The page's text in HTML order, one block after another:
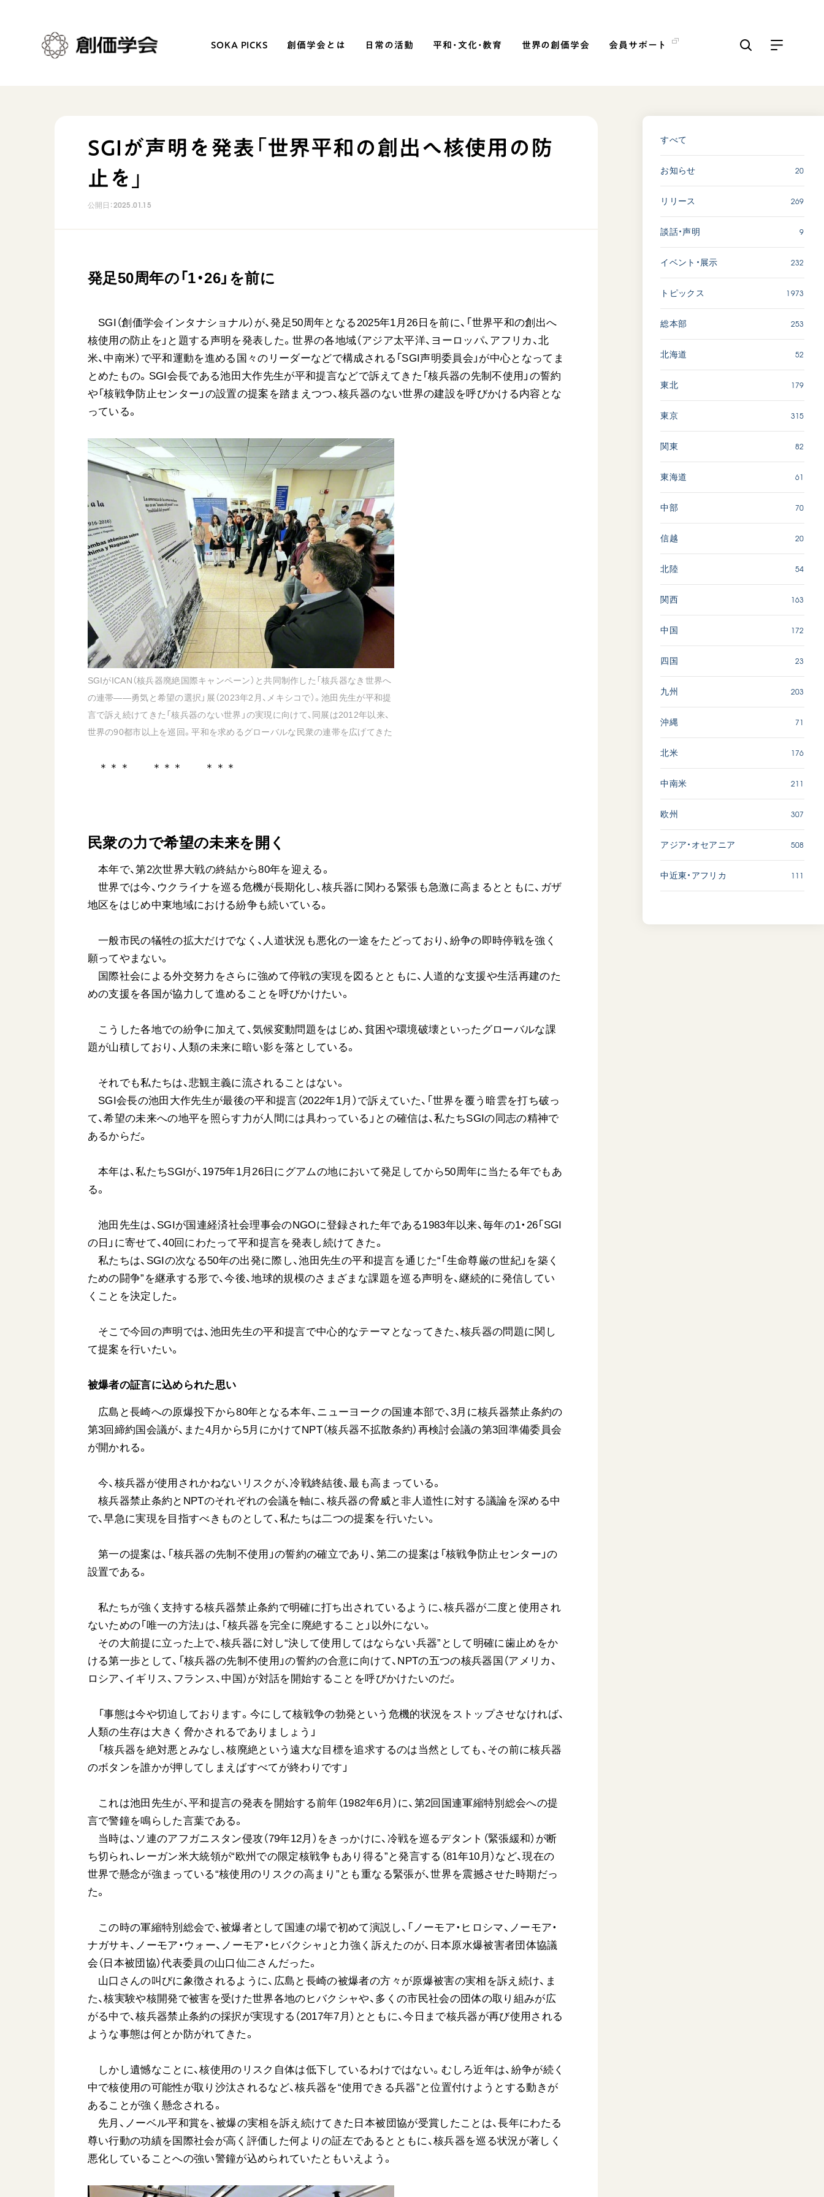
SOKA PICKS 創価学会とは 日常の活動 平和・文化・教育 世界の創価学会 会員サポート
初代会長・牧口常三郎先生
第2代会長・戸田城聖先生
第3代会長・池田大作先生
学会永遠の五指針
友人葬
「平和の文化」を構築
教育本部の活動
図書贈呈
世界の創価学会
各国ウェブサイト
世界の創価学会の歴史
会員サポート
座談会御書ｅ講義
小説『新・人間革命』『人間革命』
要旨
御書検索［新版］
墓地公園・納骨堂
聖教電子版
聖教ブックストア
soka youth media
Soka Gakkai グローバルサイト
SGIピースサイト
ご意見
ご利用にあたって
「三つの花ことば」 関西吹
奏楽団
2026.07.31
動画
「ペンタトニック・ファン
2026.07.17
文化
動画
2026.07.03
文化
動画
SGIが声明を発表「世界平和の創出へ核使用の防
止を」
公開日：2025.01.15
発足50周年の「1・26」を前に
SGI（創価学会インタナショナル）が、発足50周年となる2025年1月26日を前に、「世界平和の創出へ
核使用の防止を」と題する声明を発表した。世界の各地域（アジア太平洋、ヨーロッパ、アフリカ、北
米、中南米）で平和運動を進める国々のリーダーなどで構成される「SGI声明委員会」が中心となってま
とめたもの。SGI会長である池田大作先生が平和提言などで訴えてきた「核兵器の先制不使用」の誓約
や「核戦争防止センター」の設置の提案を踏まえつつ、核兵器のない世界の建設を呼びかける内容とな
っている。
SGIがICAN（核兵器廃絶国際キャンペーン）と共同制作した「核兵器なき世界へ
の連帯――勇気と希望の選択」展（2023年2月、メキシコで）。池田先生が平和提
言で訴え続けてきた「核兵器のない世界」の実現に向けて、同展は2012年以来、
世界の90都市以上を巡回。平和を求めるグローバルな民衆の連帯を広げてきた
＊＊＊ ＊＊＊ ＊＊＊
民衆の力で希望の未来を開く
本年で、第2次世界大戦の終結から80年を迎える。
世界では今、ウクライナを巡る危機が長期化し、核兵器に関わる緊張も急激に高まるとともに、ガザ
地区をはじめ中東地域における紛争も続いている。
一般市民の犠牲の拡大だけでなく、人道状況も悪化の一途をたどっており、紛争の即時停戦を強く
願ってやまない。
国際社会による外交努力をさらに強めて停戦の実現を図るとともに、人道的な支援や生活再建のた
めの支援を各国が協力して進めることを呼びかけたい。
こうした各地での紛争に加えて、気候変動問題をはじめ、貧困や環境破壊といったグローバルな課
題が山積しており、人類の未来に暗い影を落としている。
それでも私たちは、悲観主義に流されることはない。
SGI会長の池田大作先生が最後の平和提言（2022年1月）で訴えていた、「世界を覆う暗雲を打ち破っ
て、希望の未来への地平を照らす力が人間には具わっている」との確信は、私たちSGIの同志の精神で
あるからだ。
本年は、私たちSGIが、1975年1月26日にグアムの地において発足してから50周年に当たる年でもあ
る。
池田先生は、SGIが国連経済社会理事会のNGOに登録された年である1983年以来、毎年の1・26「SGI
の日」に寄せて、40回にわたって平和提言を発表し続けてきた。
私たちは、SGIの次なる50年の出発に際し、池田先生の平和提言を通じた“「生命尊厳の世紀」を築く
ための闘争”を継承する形で、今後、地球的規模のさまざまな課題を巡る声明を、継続的に発信してい
くことを決定した。
そこで今回の声明では、池田先生の平和提言で中心的なテーマとなってきた、核兵器の問題に関し
て提案を行いたい。
被爆者の証言に込められた思い
広島と長崎への原爆投下から80年となる本年、ニューヨークの国連本部で、3月に核兵器禁止条約の
第3回締約国会議が、また4月から5月にかけてNPT（核兵器不拡散条約）再検討会議の第3回準備委員会
が開かれる。
今、核兵器が使用されかねないリスクが、冷戦終結後、最も高まっている。
核兵器禁止条約とNPTのそれぞれの会議を軸に、核兵器の脅威と非人道性に対する議論を深める中
で、早急に実現を目指すべきものとして、私たちは二つの提案を行いたい。
第一の提案は、「核兵器の先制不使用」の誓約の確立であり、第二の提案は「核戦争防止センター」の
設置である。
私たちが強く支持する核兵器禁止条約で明確に打ち出されているように、核兵器が二度と使用され
ないための「唯一の方法」は、「核兵器を完全に廃絶すること」以外にない。
その大前提に立った上で、核兵器に対し“決して使用してはならない兵器”として明確に歯止めをか
ける第一歩として、「核兵器の先制不使用」の誓約の合意に向けて、NPTの五つの核兵器国（アメリカ、
ロシア、イギリス、フランス、中国）が対話を開始することを呼びかけたいのだ。
「事態は今や切迫しております。今にして核戦争の勃発という危機的状況をストップさせなければ、
人類の生存は大きく脅かされるでありましょう」
「核兵器を絶対悪とみなし、核廃絶という遠大な目標を追求するのは当然としても、その前に核兵器
のボタンを誰かが押してしまえばすべてが終わりです」
これは池田先生が、平和提言の発表を開始する前年（1982年6月）に、第2回国連軍縮特別総会への提
言で警鐘を鳴らした言葉である。
当時は、ソ連のアフガニスタン侵攻（79年12月）をきっかけに、冷戦を巡るデタント（緊張緩和）が断
ち切られ、レーガン米大統領が“欧州での限定核戦争もあり得る”と発言する（81年10月）など、現在の
世界で懸念が強まっている“核使用のリスクの高まり”とも重なる緊張が、世界を震撼させた時期だっ
た。
この時の軍縮特別総会で、被爆者として国連の場で初めて演説し、「ノーモア・ヒロシマ、ノーモア・
ナガサキ、ノーモア・ウォー、ノーモア・ヒバクシャ」と力強く訴えたのが、日本原水爆被害者団体協議
会（日本被団協）代表委員の山口仙二さんだった。
山口さんの叫びに象徴されるように、広島と長崎の被爆者の方々が原爆被害の実相を訴え続け、ま
た、核実験や核開発で被害を受けた世界各地のヒバクシャや、多くの市民社会の団体の取り組みが広
がる中で、核兵器禁止条約の採択が実現する（2017年7月）とともに、今日まで核兵器が再び使用される
ような事態は何とか防がれてきた。
しかし遺憾なことに、核使用のリスク自体は低下しているわけではない。むしろ近年は、紛争が続く
中で核使用の可能性が取り沙汰されるなど、核兵器を“使用できる兵器”と位置付けようとする動きが
あることが強く懸念される。
先月、ノーベル平和賞を、被爆の実相を訴え続けてきた日本被団協が受賞したことは、長年にわたる
尊い行動の功績を国際社会が高く評価した何よりの証左であるとともに、核兵器を巡る状況が著しく
悪化していることへの強い警鐘が込められていたともいえよう。
すべて
お知らせ 20
リリース 269
談話・声明 9
イベント・展示 232
トピックス 1973
総本部 253
北海道 52
東北 179
東京 315
関東 82
東海道 61
中部 70
信越 20
北陸 54
関西 163
中国 172
四国 23
九州 203
沖縄 71
北米 176
中南米 211
欧州 307
アジア・オセアニア 508
中近東・アフリカ 111